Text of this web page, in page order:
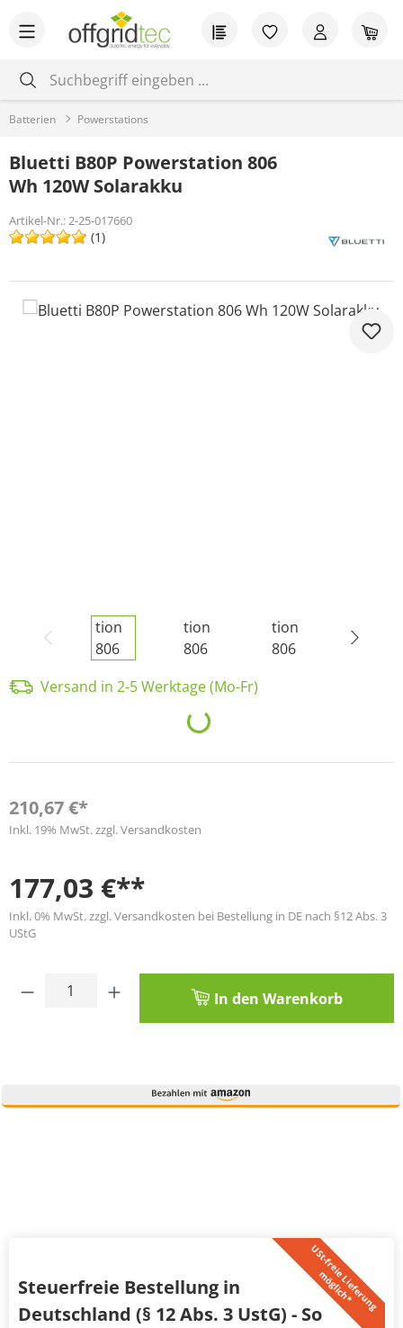
Zum Hauptinhalt springen Du hast 0
Batterien Powerstations
Bluetti B80P Powerstation 806
Wh 120W Solarakku
Artikel-Nr.:2-25-017660
(1)
Bildergalerie überspringen
Versand in 2-5 Werktage (Mo-Fr)
Loading...
210,67 €*
Inkl. 19% MwSt. zzgl. Versandkosten
177,03 €**
Inkl. 0% MwSt. zzgl. Versandkosten bei Bestellung in DE nach §12 Abs. 3
UStG
Produkt Anzahl: Gib den gewünschten
In den Warenkorb
U
S
t
-
f
r
e
i
e
L
i
e
f
e
r
u
n
g
m
ö
g
l
i
c
h
*
Steuerfreie Bestellung in
Deutschland (§ 12 Abs. 3 UstG) - So